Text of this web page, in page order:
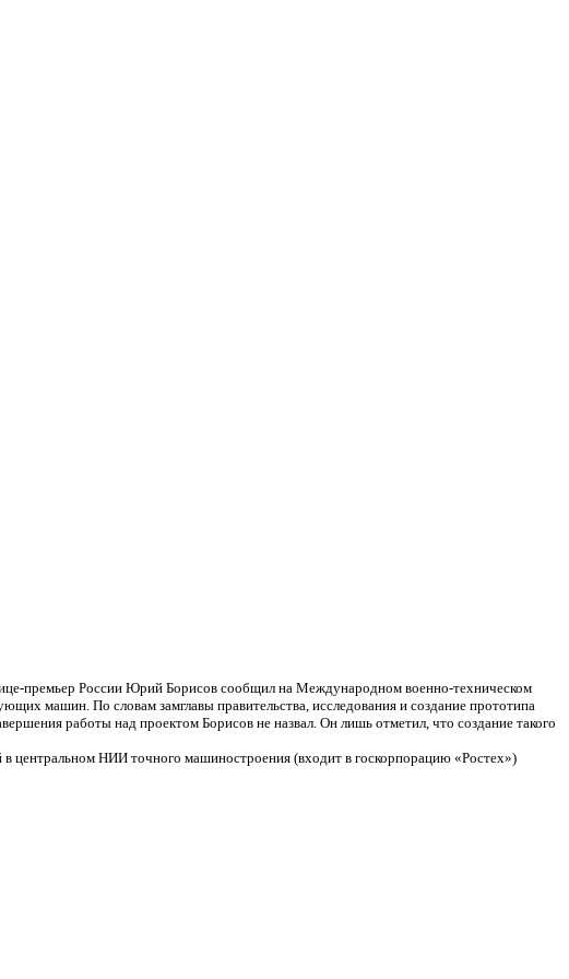
премьер России Юрий Борисов сообщил на Международном военно-техническом
машин. По словам замглавы правительства, исследования и создание прототипа
работы над проектом Борисов не назвал. Он лишь отметил, что создание такого
в центральном НИИ точного машиностроения (входит в госкорпорацию «Ростех»)